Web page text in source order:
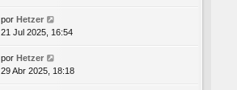
por Hetzer
21 Jul 2025, 16:54
por Hetzer
29 Abr 2025, 18:18